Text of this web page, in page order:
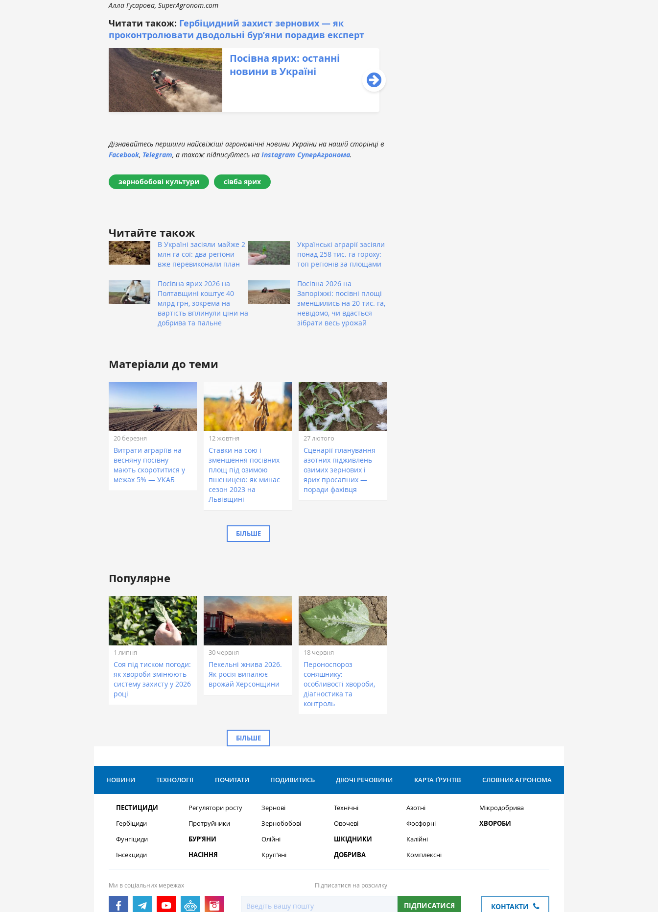
Алла Гусарова, SuperAgronom.com
Читати також: Гербіцидний захист зернових — як
проконтролювати дводольні бур’яни порадив експерт
Посівна ярих: останні
новини в Україні
Дізнавайтесь першими найсвіжіші агрономічні новини України на нашій сторінці в
Facebook, Telegram, а також підписуйтесь на Instagram СуперАгронома.
зернобобові культури сівба ярих
Читайте також
В Україні засіяли майже 2
млн га сої: два регіони
вже перевиконали план
Українські аграрії засіяли
понад 258 тис. га гороху:
топ регіонів за площами
Посівна ярих 2026 на
Полтавщині коштує 40
млрд грн, зокрема на
вартість вплинули ціни на
добрива та пальне
Посівна 2026 на
Запоріжжі: посівні площі
зменшились на 20 тис. га,
невідомо, чи вдасться
зібрати весь урожай
Матеріали до теми
20 березня
Витрати аграріїв на
весняну посівну
мають скоротитися у
межах 5% — УКАБ
12 жовтня
Ставки на сою і
зменшення посівних
площ під озимою
пшеницею: як минає
сезон 2023 на
Львівщині
27 лютого
Сценарії планування
азотних підживлень
озимих зернових і
ярих просапних —
поради фахівця
БІЛЬШЕ
Популярне
1 липня
Соя під тиском погоди:
як хвороби змінюють
систему захисту у 2026
році
30 червня
Пекельні жнива 2026.
Як росія випалює
врожай Херсонщини
18 червня
Пероноспороз
соняшнику:
особливості хвороби,
діагностика та
контроль
БІЛЬШЕ
НОВИНИ ТЕХНОЛОГІЇ ПОЧИТАТИ ПОДИВИТИСЬ ДІЮЧІ РЕЧОВИНИ КАРТА ҐРУНТІВ СЛОВНИК АГРОНОМА
ПЕСТИЦИДИ
Гербіциди
Фунгіциди
Інсекциди
Регулятори росту
Протруйники
БУР’ЯНИ
НАСІННЯ
Зернові
Зернобобові
Олійні
Круп’яні
Технічні
Овочеві
ШКІДНИКИ
ДОБРИВА
Азотні
Фосфорні
Калійні
Комплексні
Мікродобрива
ХВОРОБИ
Ми в соціальних мережах Підписатися на розсилку
ПІДПИСАТИСЯ КОНТАКТИ